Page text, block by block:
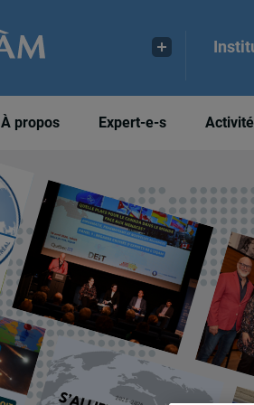
À propos Expert-e-s